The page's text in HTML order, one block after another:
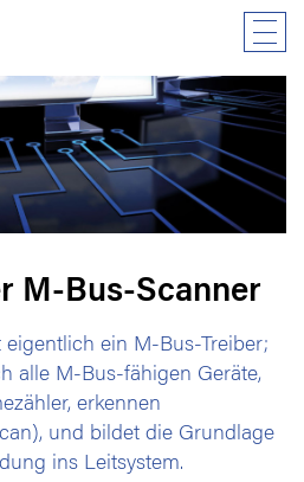
M-Bus-Scanner
ein M-Bus-Treiber;
alle M-Bus-fähigen Geräte,
erkennen
und bildet die Grundlage
ins Leitsystem.